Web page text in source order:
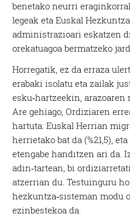
benetako neurri
legeak eta Euskal
administrazioari eskatzen
orekatuagoa bermatzeko
Horregatik, ez da erraza
erabaki isolatu eta zailak
esku‑hartzeekin,
Are gehiago, Ordiziaren
hartuta: Euskal Herrian
herrietako bat da (%21,5),
etengabe handitzen ari da.
adin‑tartean, bi
atzerrian du. Testuinguru
hezkuntza‑sisteman modu
ezinbestekoa da.